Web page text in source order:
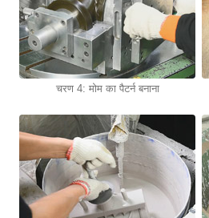
चरण 4: मोम का पैटर्न बनाना